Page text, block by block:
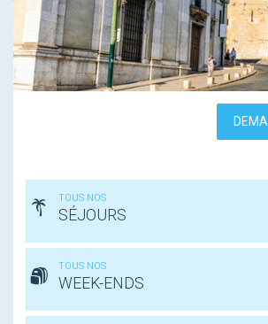
TOUS NOS
SÉJOURS
TOUS NOS
WEEK-ENDS